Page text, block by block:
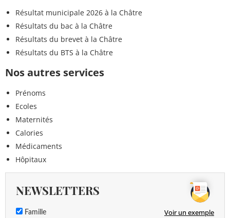
Résultat municipale 2026 à la Châtre
Résultats du bac à la Châtre
Résultats du brevet à la Châtre
Résultats du BTS à la Châtre
Nos autres services
Prénoms
Ecoles
Maternités
Calories
Médicaments
Hôpitaux
NEWSLETTERS
Famille Voir un exemple